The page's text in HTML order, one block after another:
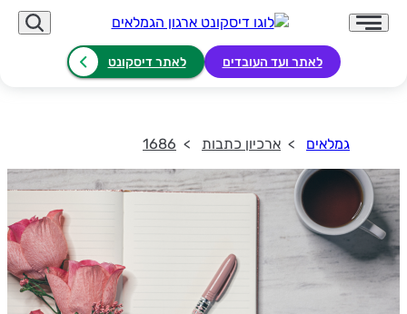
לאתר ועד העובדים לאתר דיסקונט
גמלאים ארכיון כתבות 1686